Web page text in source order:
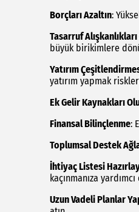
Borçları Azaltın:
Tasarruf
büyük birikimlere
Yatırım
yatırım yapmak
Ek Gelir Kaynakları
Finansal Bilinçlenme:
Toplumsal Destek
İhtiyaç Listesi
kaçınmanıza
Uzun Vadeli Planlar